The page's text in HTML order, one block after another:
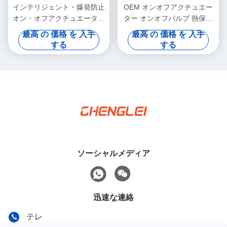
インテリジェント・爆発防止
オン・オフアクチュエーター
IP67 多ターンバルブアクチ
ュエーター
最高 の 価格 を 入手
する
OEM オンオフアクチュエー
ター オンオフバルブ 熱保護
のインテリジェント
最高 の 価格 を 入手
する
ソーシャルメディア
迅速な連絡
テレ